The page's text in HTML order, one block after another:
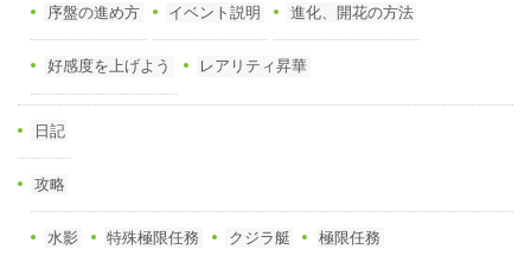
序盤の進め方 イベント説明 進化、開花の方法
好感度を上げよう レアリティ昇華
日記
攻略
水影 特殊極限任務 クジラ艇 極限任務